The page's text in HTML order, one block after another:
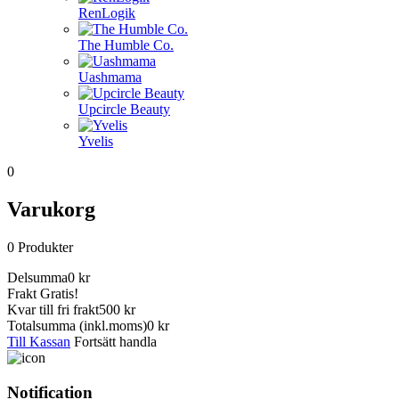
RenLogik
The Humble Co.
Uashmama
Upcircle Beauty
Yvelis
0
Varukorg
0 Produkter
Delsumma0 kr
Frakt Gratis!
Kvar till fri frakt500 kr
Totalsumma (inkl.moms)0 kr
Till Kassan Fortsätt handla
Notification